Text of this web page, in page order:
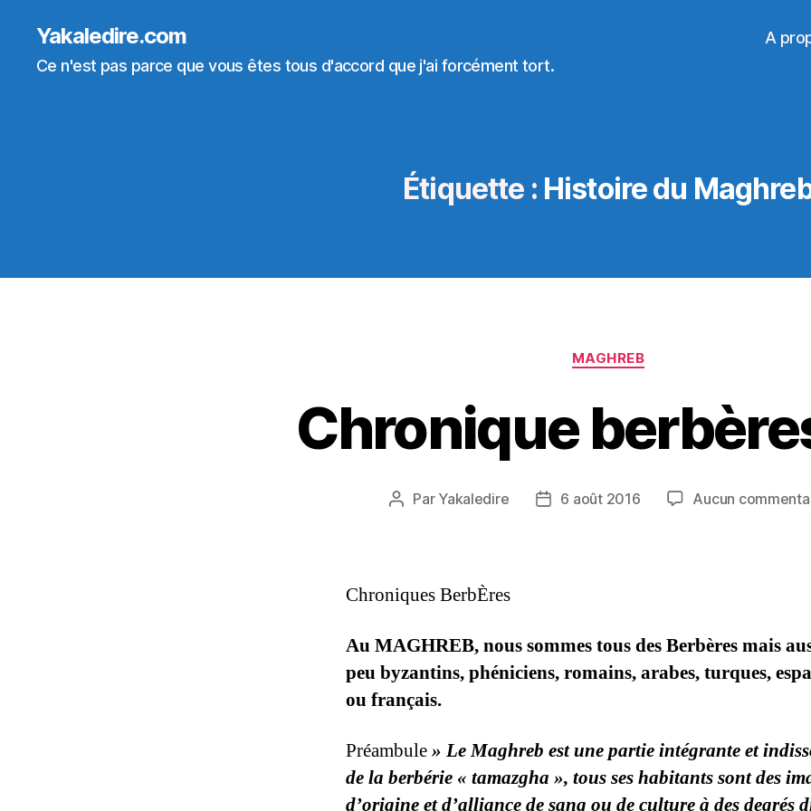
Yakaledire.com
Ce n'est pas parce que vous êtes tous d'accord que j'ai forcément tort.
A
Étiquette : Histoire du
Catégories
MAGHREB
Chronique
Auteur
Par Yakaledire
Date6 août 2016 Aucun
Chroniques BerbÈres
Au MAGHREB, nous sommes tous des Berbères mais
peu byzantins, phéniciens, romains, arabes, turques,
ou français.
Préambule» Le Maghreb est une partie intégrante et
de la berbérie « tamazgha », tous ses habitants sont des
d’origine et d’alliance de sang ou de culture à des degrés